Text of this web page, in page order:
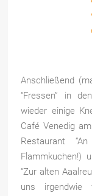
Anschließend
“Fressen” in
wieder einige
Café Venedig
Restaurant
Flammkuchen!)
“Zur alten
uns irgendwie